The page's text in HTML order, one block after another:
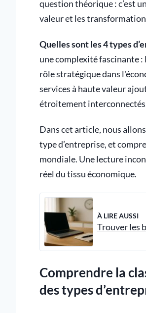
question théorique : c’est
valeur et les
Quelles sont les 4 types
une complexité fascinante
rôle stratégique dans
services à haute valeur
étroitement
Dans cet article, nous
type d’entreprise, et
mondiale. Une lecture
réel du tissu économique.
À LIRE AUSSI
Trouver les
Comprendre la
des types